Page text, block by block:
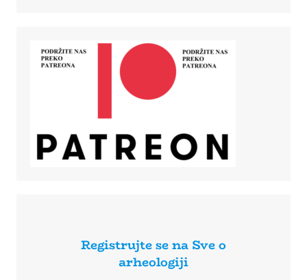
Registrujte se na Sve o
arheologiji